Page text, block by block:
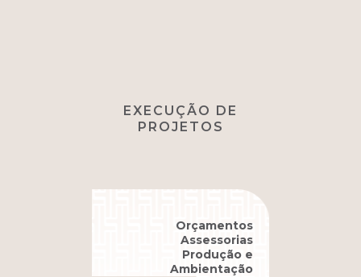
EXECUÇÃO DE
PROJETOS
Orçamentos
Assessorias
Produção e
Ambientação